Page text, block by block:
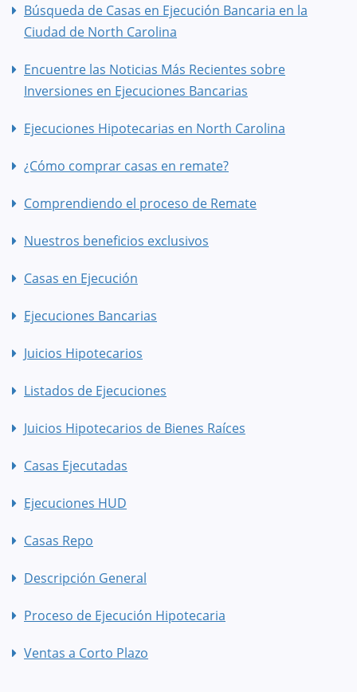
Búsqueda de Casas en Ejecución Bancaria en la
Ciudad de North Carolina
Encuentre las Noticias Más Recientes sobre
Inversiones en Ejecuciones Bancarias
Ejecuciones Hipotecarias en North Carolina
¿Cómo comprar casas en remate?
Comprendiendo el proceso de Remate
Nuestros beneficios exclusivos
Casas en Ejecución
Ejecuciones Bancarias
Juicios Hipotecarios
Listados de Ejecuciones
Juicios Hipotecarios de Bienes Raíces
Casas Ejecutadas
Ejecuciones HUD
Casas Repo
Descripción General
Proceso de Ejecución Hipotecaria
Ventas a Corto Plazo